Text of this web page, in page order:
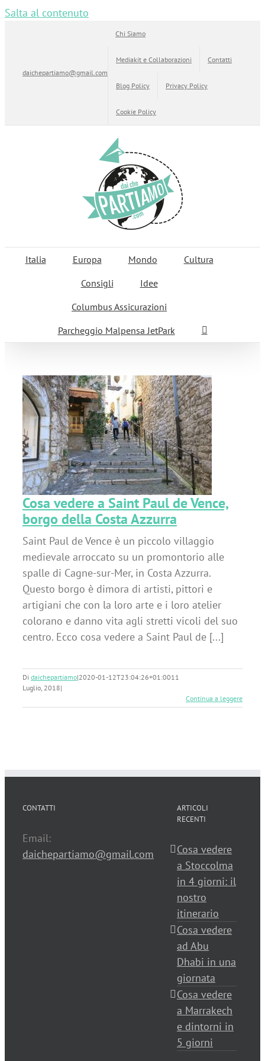
Salta al contenuto
daichepartiamo@gmail.com
Chi Siamo
Mediakit e Collaborazioni Contatti
Blog Policy Privacy Policy
Cookie Policy
Italia Europa Mondo
Cultura
Consigli
Idee
Columbus Assicurazioni
Parcheggio Malpensa JetPark
Cosa vedere a Saint Paul de Vence,
borgo della Costa Azzurra
Saint Paul de Vence è un piccolo villaggio
medievale arroccato su un promontorio alle
spalle di Cagne-sur-Mer, in Costa Azzurra.
Questo borgo è dimora di artisti, pittori e
artigiani che con la loro arte e i loro atelier
colorano e danno vita agli stretti vicoli del suo
centro. Ecco cosa vedere a Saint Paul de [...]
Di daichepartiamo|2020-01-12T23:04:26+01:0011
Luglio, 2018|
Continua a leggere
CONTATTI
Email:
daichepartiamo@gmail.com
ARTICOLI
RECENTI
Cosa vedere
a Stoccolma
in 4 giorni: il
nostro
itinerario
Cosa vedere
ad Abu
Dhabi in una
giornata
Cosa vedere
a Marrakech
e dintorni in
5 giorni